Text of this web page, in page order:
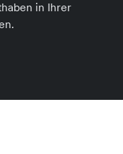
in Ihrer